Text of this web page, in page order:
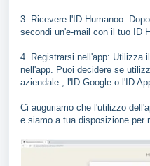
3. Ricevere l'ID Humanoo:
secondi un'e-mail con il tuo ID
4. Registrarsi nell'app: Utilizza
nell'app. Puoi decidere se
aziendale , l'ID Google o l'ID
Ci auguriamo che l'utilizzo
e siamo a tua disposizione per